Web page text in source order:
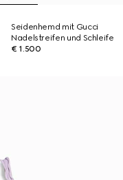
Seidenhemd mit Gucci
Nadelstreifen und Schleife
€ 1.500